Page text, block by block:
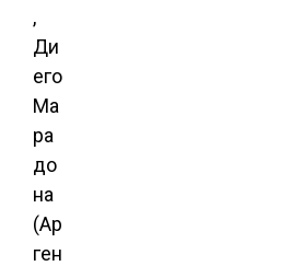
,
Ди
его
Ма
ра
до
на
(Ар
ген